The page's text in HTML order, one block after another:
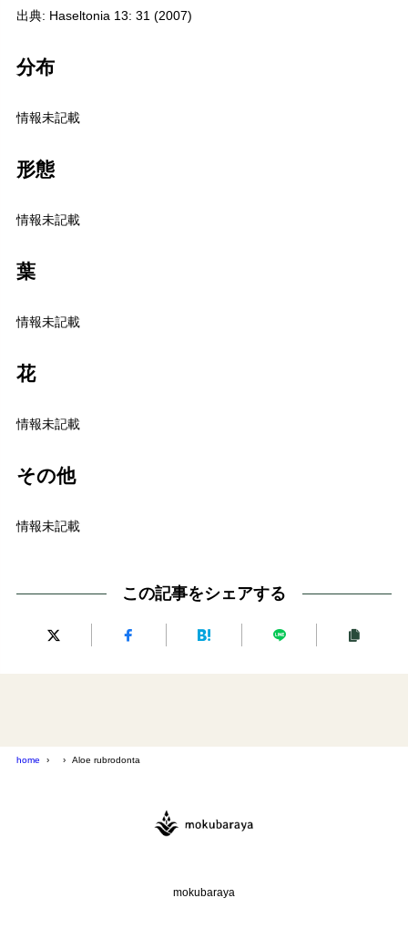
出典: Haseltonia 13: 31 (2007)
分布
情報未記載
形態
情報未記載
葉
情報未記載
花
情報未記載
その他
情報未記載
この記事をシェアする
home Aloe rubrodonta
mokubaraya